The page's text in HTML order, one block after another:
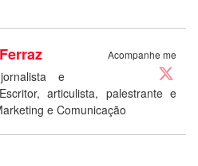
Acompanhe me
e
articulista, palestrante e
e Comunicação